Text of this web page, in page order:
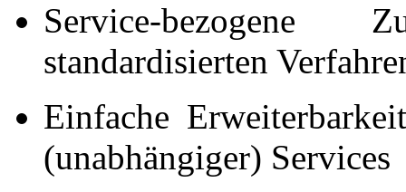
Service-bezogene
standardisierten
Einfache
(unabhängiger) Services